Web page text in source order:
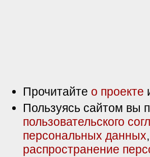
Прочитайте о проекте
Пользуясь сайтом вы
пользовательского
персональных данных
распространение